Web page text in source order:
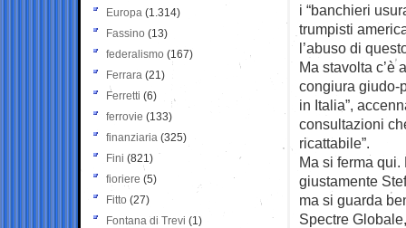
i “banchieri
trumpisti
l’abuso di
Ma stavolta c’è
congiura giudo-
in Italia”,
consultazioni
ricattabile”.
Ma si ferma
giustamente
ma si guarda
Spectre
Europa (1.314)
Fassino (13)
federalismo (167)
Ferrara (21)
Ferretti (6)
ferrovie (133)
finanziaria (325)
Fini (821)
fioriere (5)
Fitto (27)
Fontana di Trevi (1)